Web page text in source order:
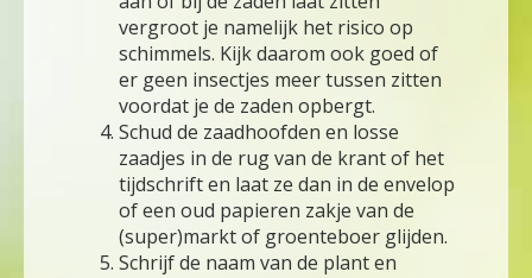
vergroot je namelijk het risico op
schimmels. Kijk daarom ook goed of
er geen insectjes meer tussen zitten
voordat je de zaden opbergt.
Schud de zaadhoofden en losse
zaadjes in de rug van de krant of het
tijdschrift en laat ze dan in de envelop
of een oud papieren zakje van de
(super)markt of groenteboer glijden.
Schrijf de naam van de plant en